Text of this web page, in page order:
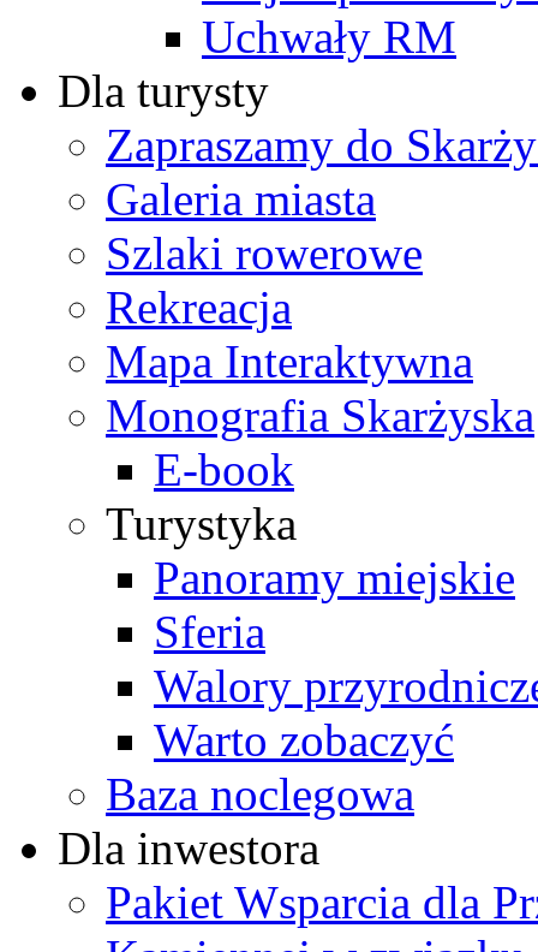
Uchwały RM
Dla turysty
Zapraszamy do
Galeria miasta
Szlaki rowerowe
Rekreacja
Mapa Interaktywna
Monografia Skarżyska
E-book
Turystyka
Panoramy miejskie
Sferia
Walory
Warto zobaczyć
Baza noclegowa
Dla inwestora
Pakiet Wsparcia dla